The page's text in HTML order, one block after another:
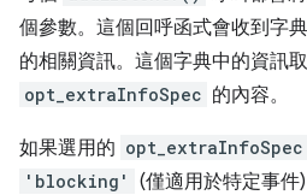
個參數。這個回呼函式會收到字
的相關資訊。這個字典中的資訊
opt_extraInfoSpec 的內容。
如果選用的 opt_extraInfoSpec
'blocking'
(僅適用於特定事件